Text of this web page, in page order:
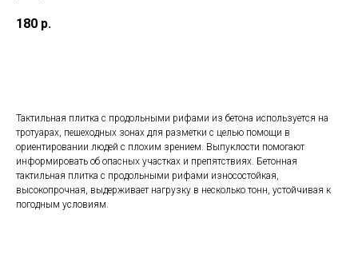
180 р.
Тактильная плитка с продольными рифами из бетона используется на
тротуарах, пешеходных зонах для разметки с целью помощи в
ориентировании людей с плохим зрением. Выпуклости помогают
информировать об опасных участках и препятствиях. Бетонная
тактильная плитка с продольными рифами износостойкая,
высокопрочная, выдерживает нагрузку в несколько тонн, устойчивая к
погодным условиям.